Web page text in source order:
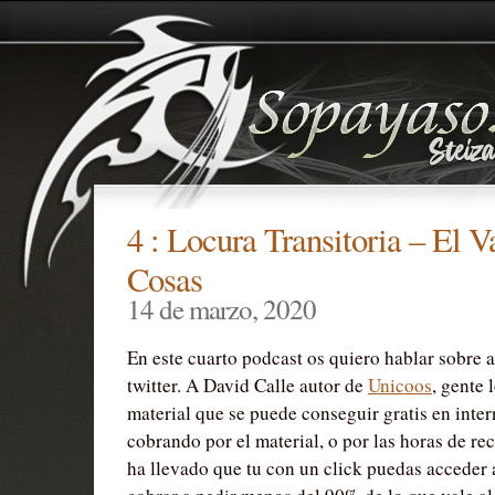
4 : Locura Transitoria – El
Cosas
14 de marzo, 2020
En este cuarto podcast os quiero hablar sobre
twitter. A David Calle autor de Unicoos, gente
material que se puede conseguir gratis en
cobrando por el material, o por las horas de
ha llevado que tu con un click puedas acceder